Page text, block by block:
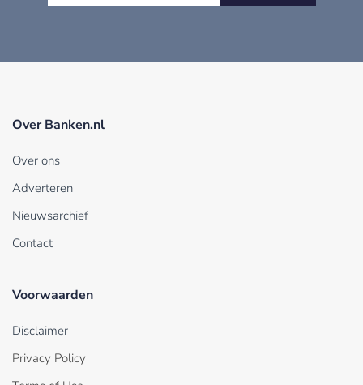
Over Banken.nl
Over ons
Adverteren
Nieuwsarchief
Contact
Voorwaarden
Disclaimer
Privacy Policy